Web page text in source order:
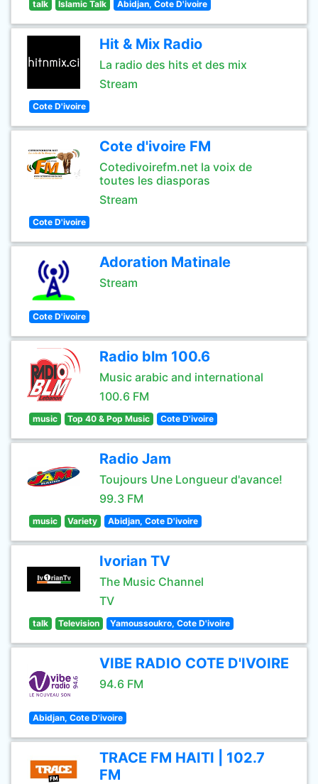
talk Islamic Talk Abidjan, Cote D'ivoire
Hit & Mix Radio
La radio des hits et des mix
Stream
Cote D'ivoire
Cote d'ivoire FM
Cotedivoirefm.net la voix de
toutes les diasporas
Stream
Cote D'ivoire
Adoration Matinale
Stream
Cote D'ivoire
Radio blm 100.6
Music arabic and international
100.6 FM
music Top 40 & Pop Music Cote D'ivoire
Radio Jam
Toujours Une Longueur d'avance!
99.3 FM
music Variety Abidjan, Cote D'ivoire
Ivorian TV
The Music Channel
TV
talk Television Yamoussoukro, Cote D'ivoire
VIBE RADIO COTE D'IVOIRE
94.6 FM
Abidjan, Cote D'ivoire
TRACE FM HAITI | 102.7
FM